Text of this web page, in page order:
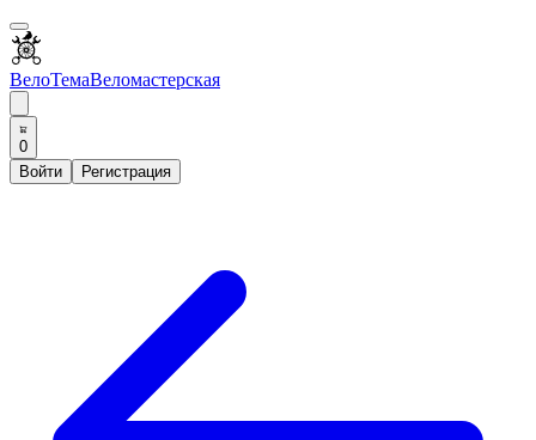
ВелоТемаВеломастерская
0
Войти
Регистрация